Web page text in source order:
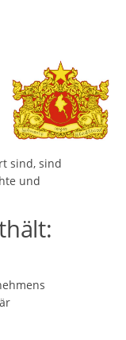
sind, sind
und